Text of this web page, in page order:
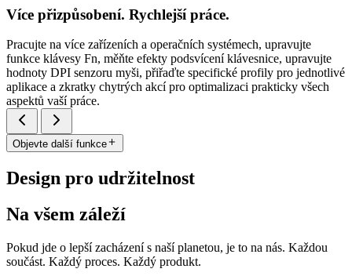
Více přizpůsobení. Rychlejší práce.
Pracujte na více zařízeních a operačních systémech, upravujte
funkce klávesy Fn, měňte efekty podsvícení klávesnice, upravujte
hodnoty DPI senzoru myši, přiřaďte specifické profily pro jednotlivé
aplikace a zkratky chytrých akcí pro optimalizaci prakticky všech
aspektů vaší práce.
Objevte další funkce
Design pro udržitelnost
Na všem záleží
Pokud jde o lepší zacházení s naší planetou, je to na nás. Každou
součást. Každý proces. Každý produkt.